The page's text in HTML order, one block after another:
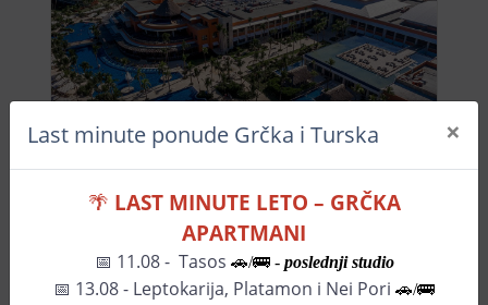
Hotel Barcelo Bavaro Palace
Last minute ponude Grčka i Turska ×
🌴 LAST MINUTE LETO – GRČKA
APARTMANI
📅 11.08 - Tasos 🚗/🚌 - poslednji studio
📅 13.08 - Leptokarija, Platamon i Nei Pori 🚗/🚌